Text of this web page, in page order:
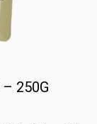
250G